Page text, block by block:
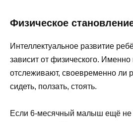
Физическое
Интеллектуальное развитие
зависит от физического.
отслеживают, своевременно ли
сидеть, ползать, стоять.
Если 6-месячный малыш ещё не